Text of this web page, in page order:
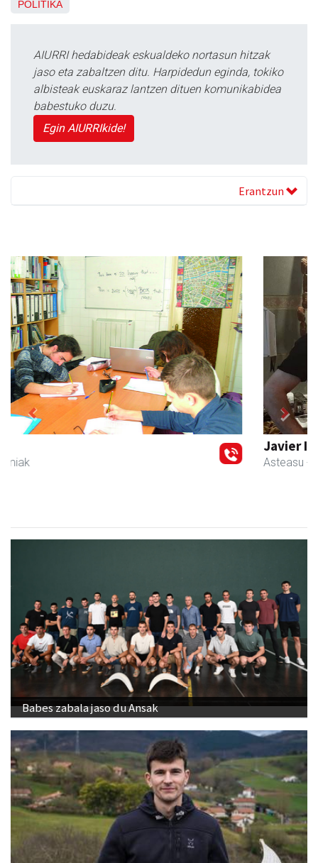
POLITIKA
AIURRI hedabideak eskualdeko nortasun hitzak
jaso eta zabaltzen ditu. Harpidedun eginda, tokiko
albisteak euskaraz lantzen dituen komunikabidea
babestuko duzu.
Egin AIURRIkide!
Erantzun
Asteasu
Previous Next
Babes zabala jaso du Ansak